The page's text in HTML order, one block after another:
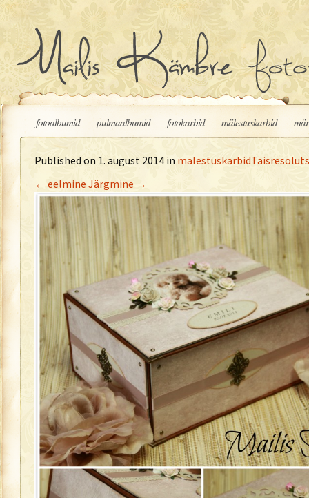
Liigu sisu juurde
fotoalbumid pulmaalbumid fotokarbid mälestuskarbid
Published on 1. august 2014 in mälestuskarbid
← eelmineJärgmine →